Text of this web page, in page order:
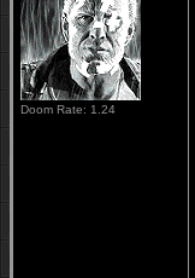
Doom Rate: 1.24